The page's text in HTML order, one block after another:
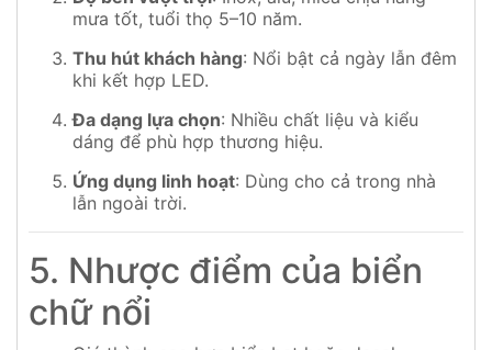
mưa tốt, tuổi thọ 5–10 năm.
Thu hút khách hàng: Nổi bật cả ngày lẫn đêm
khi kết hợp LED.
Đa dạng lựa chọn: Nhiều chất liệu và kiểu
dáng để phù hợp thương hiệu.
Ứng dụng linh hoạt: Dùng cho cả trong nhà
lẫn ngoài trời.
5. Nhược điểm của biển
chữ nổi